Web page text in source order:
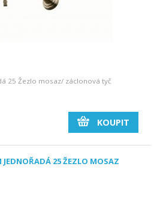
25 Žezlo mosaz/ záclonová tyč
KOUPIT
JEDNOŘADÁ 25 ŽEZLO MOSAZ